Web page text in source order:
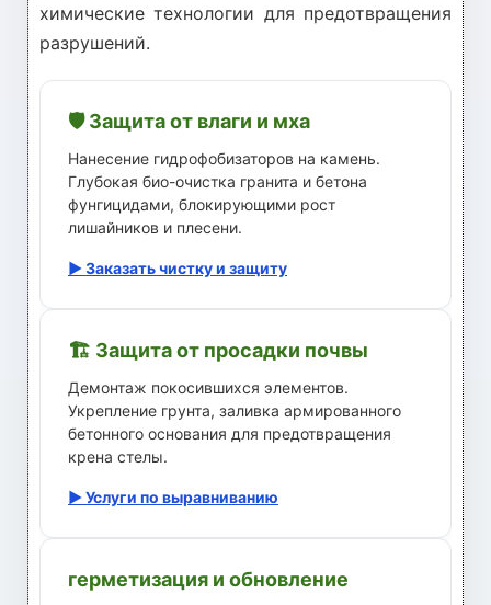
химические технологии для предотвращения
разрушений.
🛡️ Защита от влаги и мха
Нанесение гидрофобизаторов на камень.
Глубокая био-очистка гранита и бетона
фунгицидами, блокирующими рост
лишайников и плесени.
▶ Заказать чистку и защиту
🏗️ Защита от просадки почвы
Демонтаж покосившихся элементов.
Укрепление грунта, заливка армированного
бетонного основания для предотвращения
крена стелы.
▶ Услуги по выравниванию
герметизация и обновление